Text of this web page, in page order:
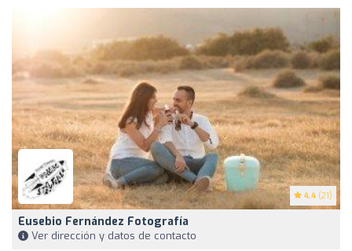
4.4 (21)
Eusebio Fernández Fotografía
Ver dirección y datos de contacto